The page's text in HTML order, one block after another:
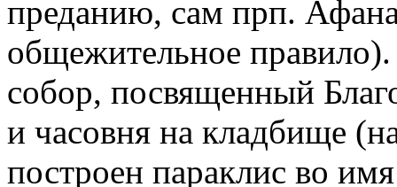
преданию, сам прп.
общежительное
собор, посвященный
и часовня на кладбище
построен параклис во